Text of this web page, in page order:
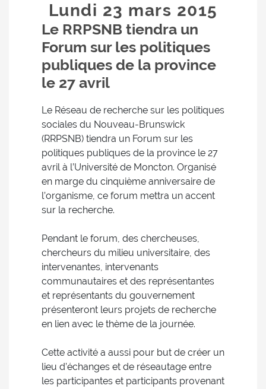
Lundi 23 mars 2015
Le RRPSNB tiendra un
Forum sur les politiques
publiques de la province
le 27 avril
Le Réseau de recherche sur les politiques
sociales du Nouveau-Brunswick
(RRPSNB) tiendra un Forum sur les
politiques publiques de la province le 27
avril à l’Université de Moncton. Organisé
en marge du cinquième anniversaire de
l’organisme, ce forum mettra un accent
sur la recherche.
Pendant le forum, des chercheuses,
chercheurs du milieu universitaire, des
intervenantes, intervenants
communautaires et des représentantes
et représentants du gouvernement
présenteront leurs projets de recherche
en lien avec le thème de la journée.
Cette activité a aussi pour but de créer un
lieu d’échanges et de réseautage entre
les participantes et participants provenant